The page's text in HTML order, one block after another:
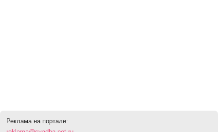
Реклама на портале: